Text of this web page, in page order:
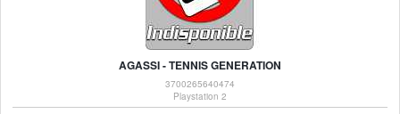
AGASSI - TENNIS GENERATION
3700265640474
Playstation 2